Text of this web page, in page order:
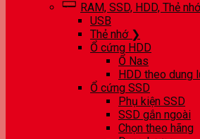
RAM, SSD, HDD, Thẻ nhớ
USB
Thẻ nhớ ❯
Ổ cứng HDD
Ổ Nas
HDD theo dung
Ổ cứng SSD
Phụ kiện SSD
SSD gắn ngoài
Chọn theo hãng